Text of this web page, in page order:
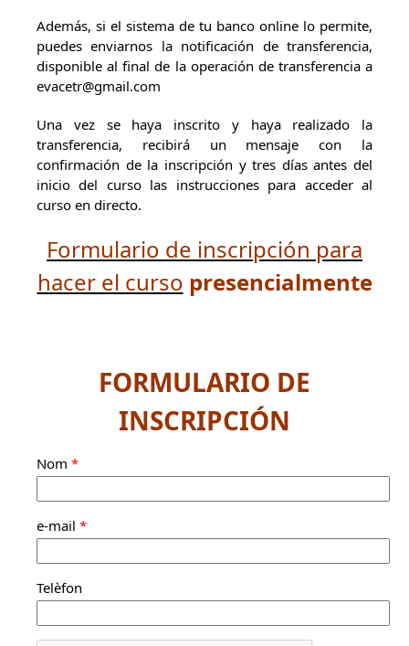
Además, si el sistema de tu banco online lo permite,
puedes enviarnos la notificación de transferencia,
disponible al final de la operación de transferencia a
evacetr@gmail.com
Una vez se haya inscrito y haya realizado la
transferencia, recibirá un mensaje con la
confirmación de la inscripción y tres días antes del
inicio del curso las instrucciones para acceder al
curso en directo.
Formulario de inscripción para
hacer el curso presencialmente
FORMULARIO DE
INSCRIPCIÓN
Nom *
e-mail *
Telèfon